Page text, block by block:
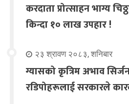
करदाता प्रोत्साहन भाग्य
किन्दा १० लाख उपहार !
२३ श्रावण २०८३, शनिबार
ग्यासको कृत्रिम अभाव
रडिपोहरूलाई सरकारले